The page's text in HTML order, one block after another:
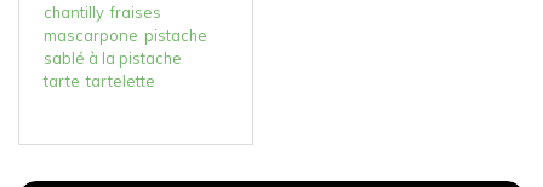
chantilly fraises
mascarpone pistache
sablé à la pistache
tarte tartelette